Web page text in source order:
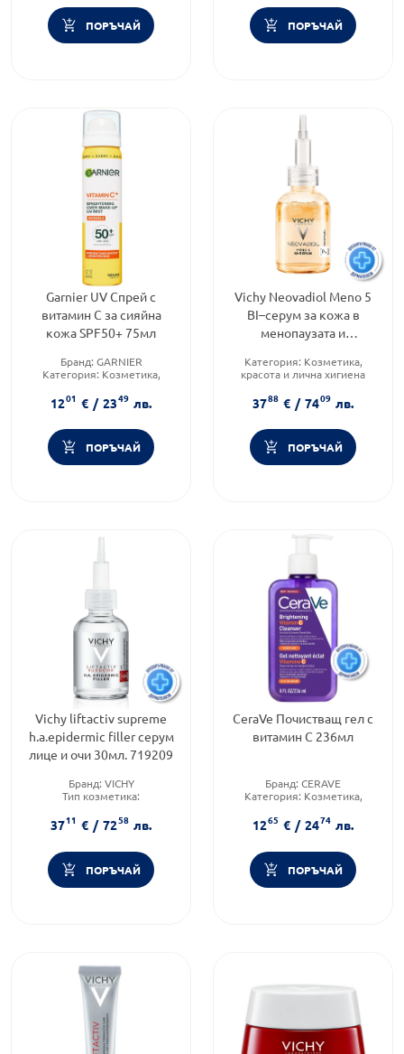
ПОРЪЧАЙ ПОРЪЧАЙ
Garnier UV Спрей с
витамин C за сияйна
кожа SPF50+ 75мл
Бранд: GARNIER
Категория: Козметика,
Тип козметика:Масова
козметика
1201 € / 2349 лв.
ПОРЪЧАЙ
Vichy Neovadiol Meno 5
BI–серум за кожа в
менопаузата и
773980
Категория: Козметика,
красота и лична хигиена
NEOVADIOL
Форма на продукта:серум
3788 € / 7409 лв.
ПОРЪЧАЙ
Vichy liftactiv supreme
h.a.epidermic filler серум
лице и очи 30мл. 719209
Бранд: VICHY
Тип козметика:
Форма на продукта:серум
3711 € / 7258 лв.
ПОРЪЧАЙ
CeraVe Почистващ гел с
витамин C 236мл
Бранд: CERAVE
Категория: Козметика,
1265 € / 2474 лв.
ПОРЪЧАЙ